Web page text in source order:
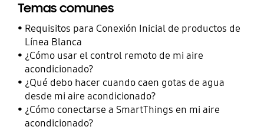
Temas comunes
Requisitos para Conexión Inicial de productos de
Línea Blanca
¿Cómo usar el control remoto de mi aire
acondicionado?
¿Qué debo hacer cuando caen gotas de agua
desde mi aire acondicionado?
¿Cómo conectarse a SmartThings en mi aire
acondicionado?